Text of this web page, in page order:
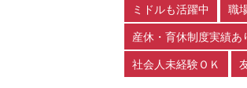
ミドルも活躍中
職
産休・育休制度実績あ
社会人未経験ＯＫ